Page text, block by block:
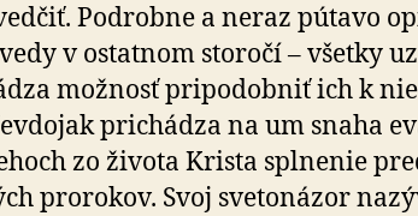
Pod­robne a neraz pútavo
v ostatnom storočí – všetky
možnosť pri­po­dob­niť ich k
prichádza na um snaha
zo života Krista splnenie
prorokov. Svoj sve­to­názor